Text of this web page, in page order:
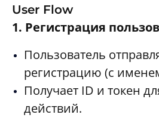
User Flow
1. Регистрация
Пользователь
регистрацию (с
Получает ID и токен
действий.